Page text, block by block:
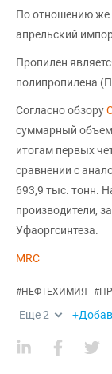
По отношению же
апрельский
Пропилен
полипропилена
Согласно обзору
суммарный
итогам первых
сравнении с
693,9 тыс. тонн.
производители,
Уфаоргсинтеза.
MRC
#НЕФТЕХИМИЯ #
Еще2